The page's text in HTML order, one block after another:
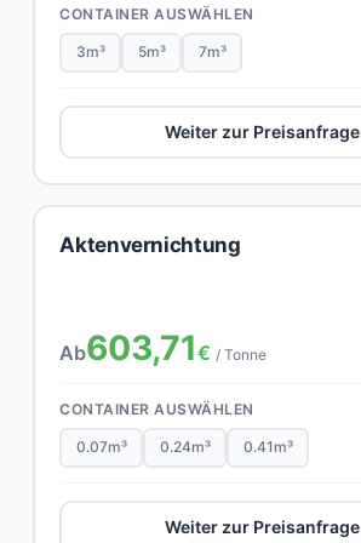
CONTAINER AUSWÄHLEN
3m³ 5m³ 7m³
Weiter zur Preisanfrage
Aktenvernichtung
Ab603,71€ / Tonne
CONTAINER AUSWÄHLEN
0.07m³ 0.24m³ 0.41m³
Weiter zur Preisanfrage